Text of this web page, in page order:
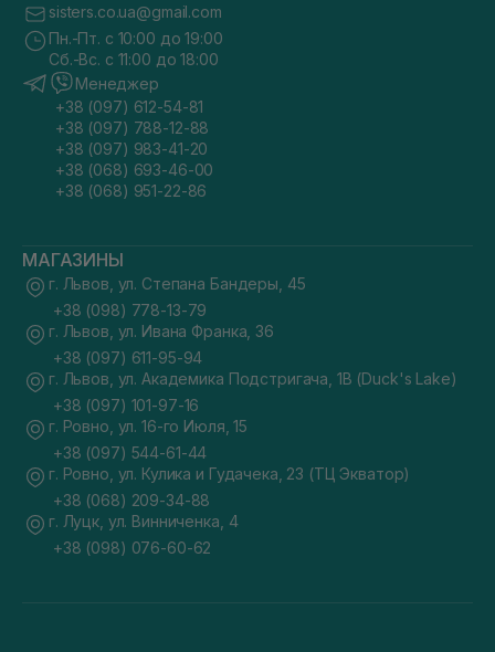
sisters.co.ua@gmail.com
Пн.-Пт. с 10:00 до 19:00
Сб.-Вс. с 11:00 до 18:00
Менеджер
+38 (097) 612-54-81
+38 (097) 788-12-88
+38 (097) 983-41-20
+38 (068) 693-46-00
+38 (068) 951-22-86
МАГАЗИНЫ
г. Львов, ул. Степана Бандеры, 45
+38 (098) 778-13-79
г. Львов, ул. Ивана Франка, 36
+38 (097) 611-95-94
г. Львов, ул. Академика Подстригача, 1В (Duck's Lake)
+38 (097) 101-97-16
г. Ровно, ул. 16-го Июля, 15
+38 (097) 544-61-44
г. Ровно, ул. Кулика и Гудачека, 23 (ТЦ Экватор)
+38 (068) 209-34-88
г. Луцк, ул. Винниченка, 4
+38 (098) 076-60-62